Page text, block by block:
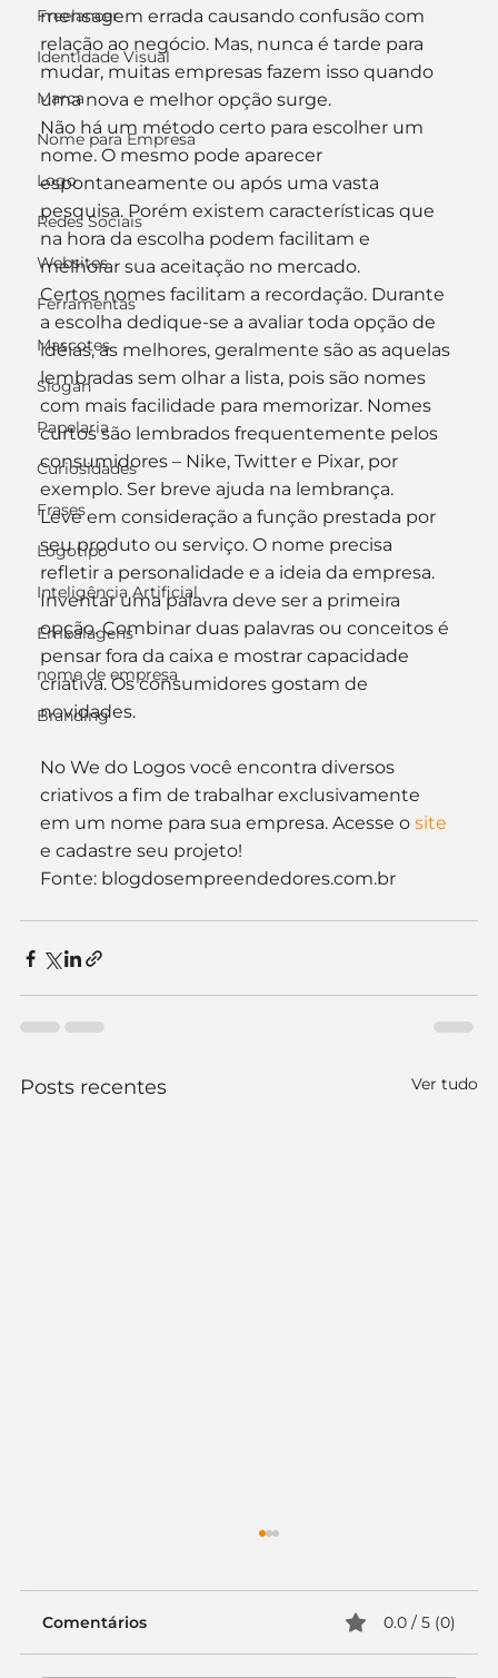
Freelancer
Identidade Visual
Marca
Nome para Empresa
Logo
Redes Sociais
Websites
Ferramentas
Mascotes
Slogan
Papelaria
Curiosidades
Frases
Logotipo
Inteligência Artificial
Embalagens
nome de empresa
Branding
mensagem errada causando confusão com
relação ao negócio. Mas, nunca é tarde para
mudar, muitas empresas fazem isso quando
uma nova e melhor opção surge.
Não há um método certo para escolher um
nome. O mesmo pode aparecer
espontaneamente ou após uma vasta
pesquisa. Porém existem características que
na hora da escolha podem facilitam e
melhorar sua aceitação no mercado.
Certos nomes facilitam a recordação. Durante
a escolha dedique-se a avaliar toda opção de
idéias, as melhores, geralmente são as aquelas
lembradas sem olhar a lista, pois são nomes
com mais facilidade para memorizar. Nomes
curtos são lembrados frequentemente pelos
consumidores – Nike, Twitter e Pixar, por
exemplo. Ser breve ajuda na lembrança.
Leve em consideração a função prestada por
seu produto ou serviço. O nome precisa
refletir a personalidade e a ideia da empresa.
Inventar uma palavra deve ser a primeira
opção. Combinar duas palavras ou conceitos é
pensar fora da caixa e mostrar capacidade
criativa. Os consumidores gostam de
novidades.
No We do Logos você encontra diversos
criativos a fim de trabalhar exclusivamente
em um nome para sua empresa. Acesse o site
e cadastre seu projeto!
Fonte: blogdosempreendedores.com.br
Posts recentes Ver tudo
Comentários 0.0 / 5 (0)